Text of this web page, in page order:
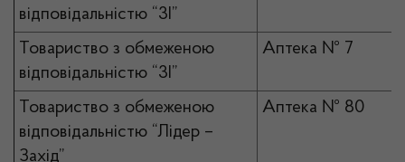
відповідальністю “3І”
Товариство з обмеженою
відповідальністю “3І”
Аптека № 7
Товариство з обмеженою
відповідальністю “Лідер –
Захід”
Аптека № 80